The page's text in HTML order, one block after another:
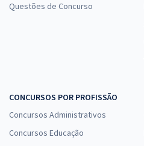
Prefeitura de Senador Canedo - GO
Questões de Concurso
CONCURSOS POR PROFISSÃO
Concursos Administrativos
Concursos Educação